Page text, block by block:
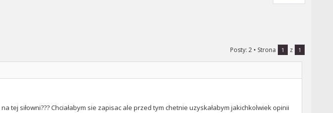
Posty: 2 • Strona 1 z 1
tej siłowni??? Chciałabym sie zapisac ale przed tym chetnie uzyskałabym jakichkolwiek opinii